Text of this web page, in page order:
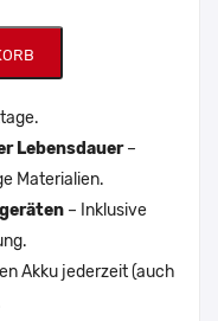
Lebensdauer–
Materialien.
– Inklusive
Akku jederzeit (auch